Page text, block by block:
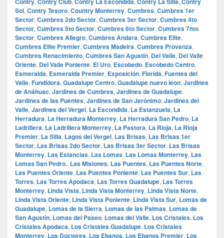
Sol, Contry Tesoro, Country Monterrey, Cumbres, Cumbres 1er
Sector, Cumbres 2do Sector, Cumbres 3er Sector, Cumbres 4to
Sector, Cumbres 5to Sector, Cumbres 6to Sector, Cumbres 7mo
Sector, Cumbres Allegro, Cumbres Andara, Cumbres Elite,
Cumbres Elite Premier, Cumbres Madeira, Cumbres Provenza,
Cumbres Renacimiento, Cumbres San Agustín, Del Valle, Del Valle
Oriente, Del Valle Poniente, El Uro, Escobedo, Escobedo Centro,
Esmeralda, Esmeralda Premier, Exposición, Florida, Fuentes del
Valle, Fundidora, Guadalupe Centro, Guadalupe nuevo leon, Jardines
de Anáhuac, Jardines de Cumbres, Jardines de Guadalupe,
Jardines de las Puentes, Jardines de San Jerónimo, Jardines del
Valle, Jardines del Vergel, La Escondida, La Estanzuela, La
Herradura, La Herradura Monterrey, La Herradura San Pedro, La
Ladrillera, La Ladrillera Monterrey, La Pastora, La Rioja, La Rioja
Premier, La Silla, Lagos del Vergel, Las Brisas, Las Brisas 1er
Sector, Las Brisas 2do Sector, Las Brisas 3er Sector, Las Brisas
Monterrey, Las Estancias, Las Lomas, Las Lomas Monterrey, Las
Lomas San Pedro., Las Misiones, Las Puentes, Las Puentes Norte,
Las Puentes Oriente, Las Puentes Poniente, Las Puentes Sur, Las
Torres, Las Torres Apodaca, Las Torres Guadalupe, Las Torres
Monterrey, Linda Vista, Linda Vista Monterrey, Linda Vista Norte,
Linda Vista Oriente, Linda Vista Poniente, Linda Vista Sur, Lomas de
Guadalupe, Lomas de la Sierra, Lomas de las Palmas, Lomas de
San Agustín, Lomas del Paseo, Lomas del Valle, Los Cristales, Los
Cristales Apodaca, Los Cristales Guadalupe, Los Cristales
Monterrey, Los Doctores, Los Ebanos, Los Ebanos Premier, Los